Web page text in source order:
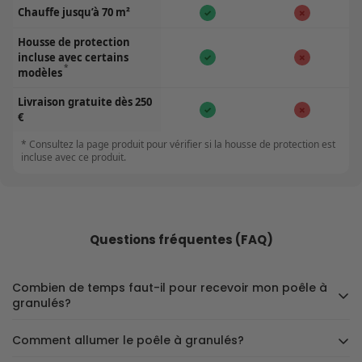
Chauffe jusqu’à 70 m² ✓ ✗
Housse de protection
incluse avec certains
modèles*
✓ ✗
Livraison gratuite dès 250
€
✓ ✗
* Consultez la page produit pour vérifier si la housse de protection est
incluse avec ce produit.
Questions fréquentes (FAQ)
Combien de temps faut-il pour recevoir mon poêle à
granulés?
Chez Flamesa, nous attachons une grande importance à la
Comment allumer le poêle à granulés?